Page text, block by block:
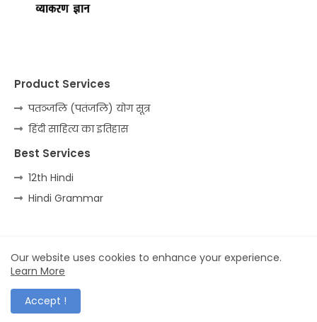
Product Services
पतञ्जलि (पतंजलि) योग सूत्र
हिंदी साहित्य का इतिहास
Best Services
12th Hindi
Hindi Grammar
Home Contact us Privacy Policy
Our website uses cookies to enhance your experience.
Learn More
Accept !